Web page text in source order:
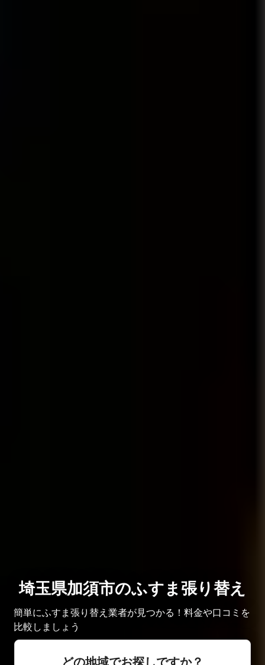
埼玉県加須市のふすま張り替え
簡単にふすま張り替え業者が見つかる！料金や口コミを
比較しましょう
どの地域でお探しですか？